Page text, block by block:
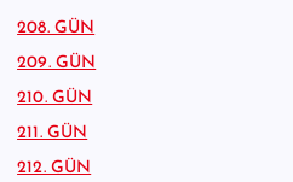
208. GÜN
209. GÜN
210. GÜN
211. GÜN
212. GÜN